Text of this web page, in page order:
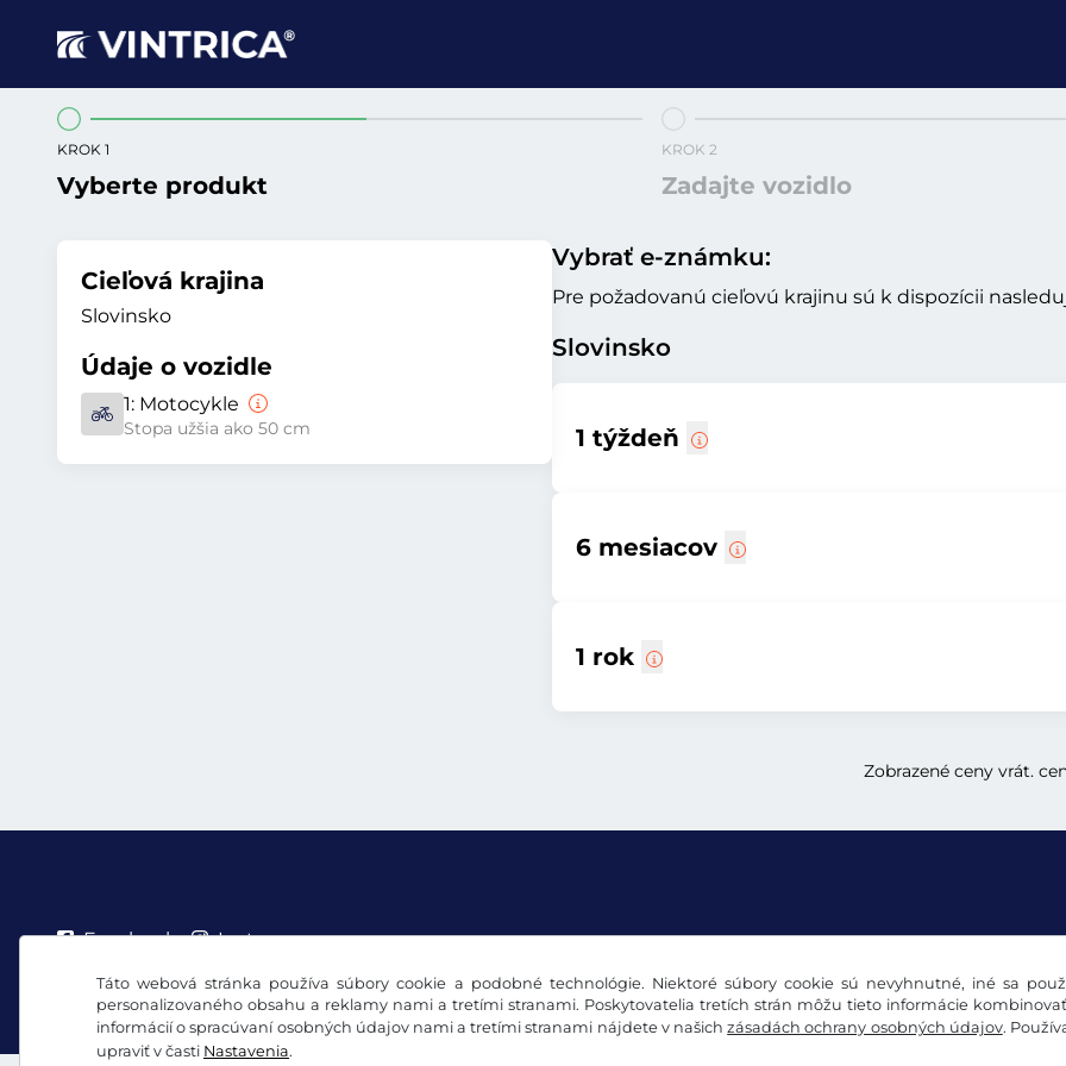
Táto webová stránka používa súbory cookie a podobné technológie. Niektoré súbory cookie sú nevyhnutné, iné sa
personalizovaného obsahu a reklamy nami a tretími stranami. Poskytovatelia tretích strán môžu tieto informácie
informácií o spracúvaní osobných údajov nami a tretími stranami nájdete v našichzásadách ochrany osobných údajov.
upraviť v časti Nastavenia.
KROK 1
Vyberte produkt
KROK 2
Zadajte vozidlo
Cieľová krajina
Slovinsko
Údaje o vozidle
1: Motocykle
Stopa užšia ako 50 cm
Vybrať e-známku:
Pre požadovanú cieľovú krajinu sú k dispozícii
Slovinsko
1 týždeň
6 mesiacov
1 rok
Zobrazené ceny vrát.
Facebook Instagram
VOB/právo na odstúpenie Vyhlásenie o ochrane údajov Nastavenia súborov cookie Impressum